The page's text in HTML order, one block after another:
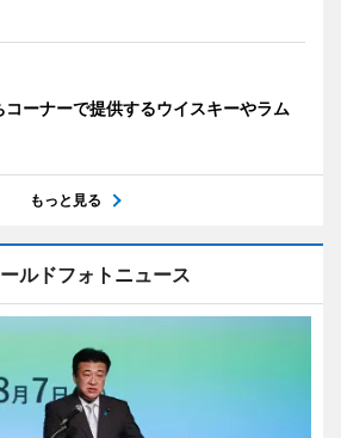
コーナーで提供するウイスキーやラム
もっと見る
ルドフォトニュース